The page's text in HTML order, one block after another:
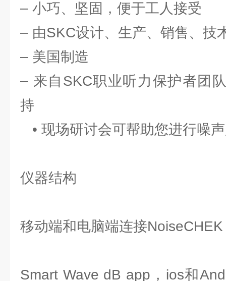
– 小巧、坚固，便于工人接受
– 由SKC设计、生产、销售、技
– 美国制造
– 来自SKC职业听力保护者团
持
• 现场研讨会可帮助您进行噪
仪器结构
移动端和电脑端连接NoiseCHEK
Smart Wave dB app，ios和